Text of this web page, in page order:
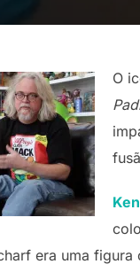
O
era uma